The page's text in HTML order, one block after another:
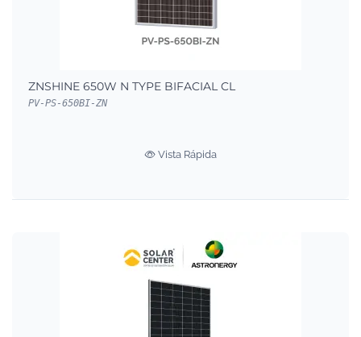
ZNSHINE 650W N TYPE BIFACIAL CL
PV-PS-650BI-ZN
Vista Rápida